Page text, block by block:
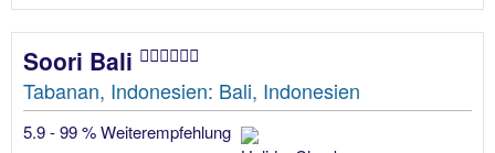
Soori Bali
Tabanan, Indonesien: Bali, Indonesien
5.9 - 99 % Weiterempfehlung